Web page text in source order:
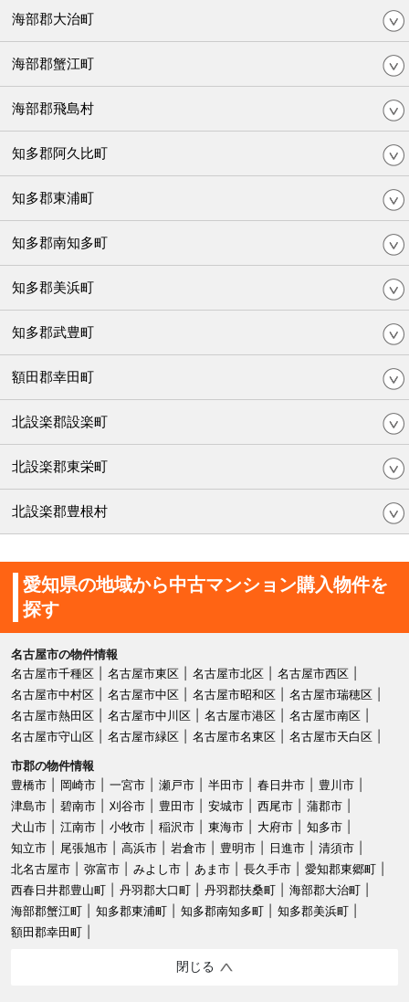
海部郡大治町
海部郡蟹江町
海部郡飛島村
知多郡阿久比町
知多郡東浦町
知多郡南知多町
知多郡美浜町
知多郡武豊町
額田郡幸田町
北設楽郡設楽町
北設楽郡東栄町
北設楽郡豊根村
愛知県の地域から中古マンション購入物件を
探す
名古屋市の物件情報
名古屋市千種区
名古屋市東区 名古屋市北区
名古屋市西区
名古屋市中村区
名古屋市中区 名古屋市昭和区
名古屋市瑞穂区
名古屋市熱田区
名古屋市中川区 名古屋市港区
名古屋市南区
名古屋市守山区
名古屋市緑区 名古屋市名東区
名古屋市天白区
市郡の物件情報
豊橋市
岡崎市 一宮市 瀬戸市 半田市 春日井市
豊川市
津島市
碧南市 刈谷市 豊田市 安城市 西尾市
蒲郡市
犬山市
江南市 小牧市 稲沢市 東海市 大府市
知多市
知立市
尾張旭市 高浜市 岩倉市 豊明市 日進市
清須市
北名古屋市
弥富市 みよし市 あま市 長久手市
愛知郡東郷町
西春日井郡豊山町
丹羽郡大口町 丹羽郡扶桑町
海部郡大治町
海部郡蟹江町
知多郡東浦町 知多郡南知多町
知多郡美浜町
額田郡幸田町
閉じる